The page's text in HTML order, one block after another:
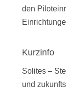
den
Kurzinfo
Solites –
und